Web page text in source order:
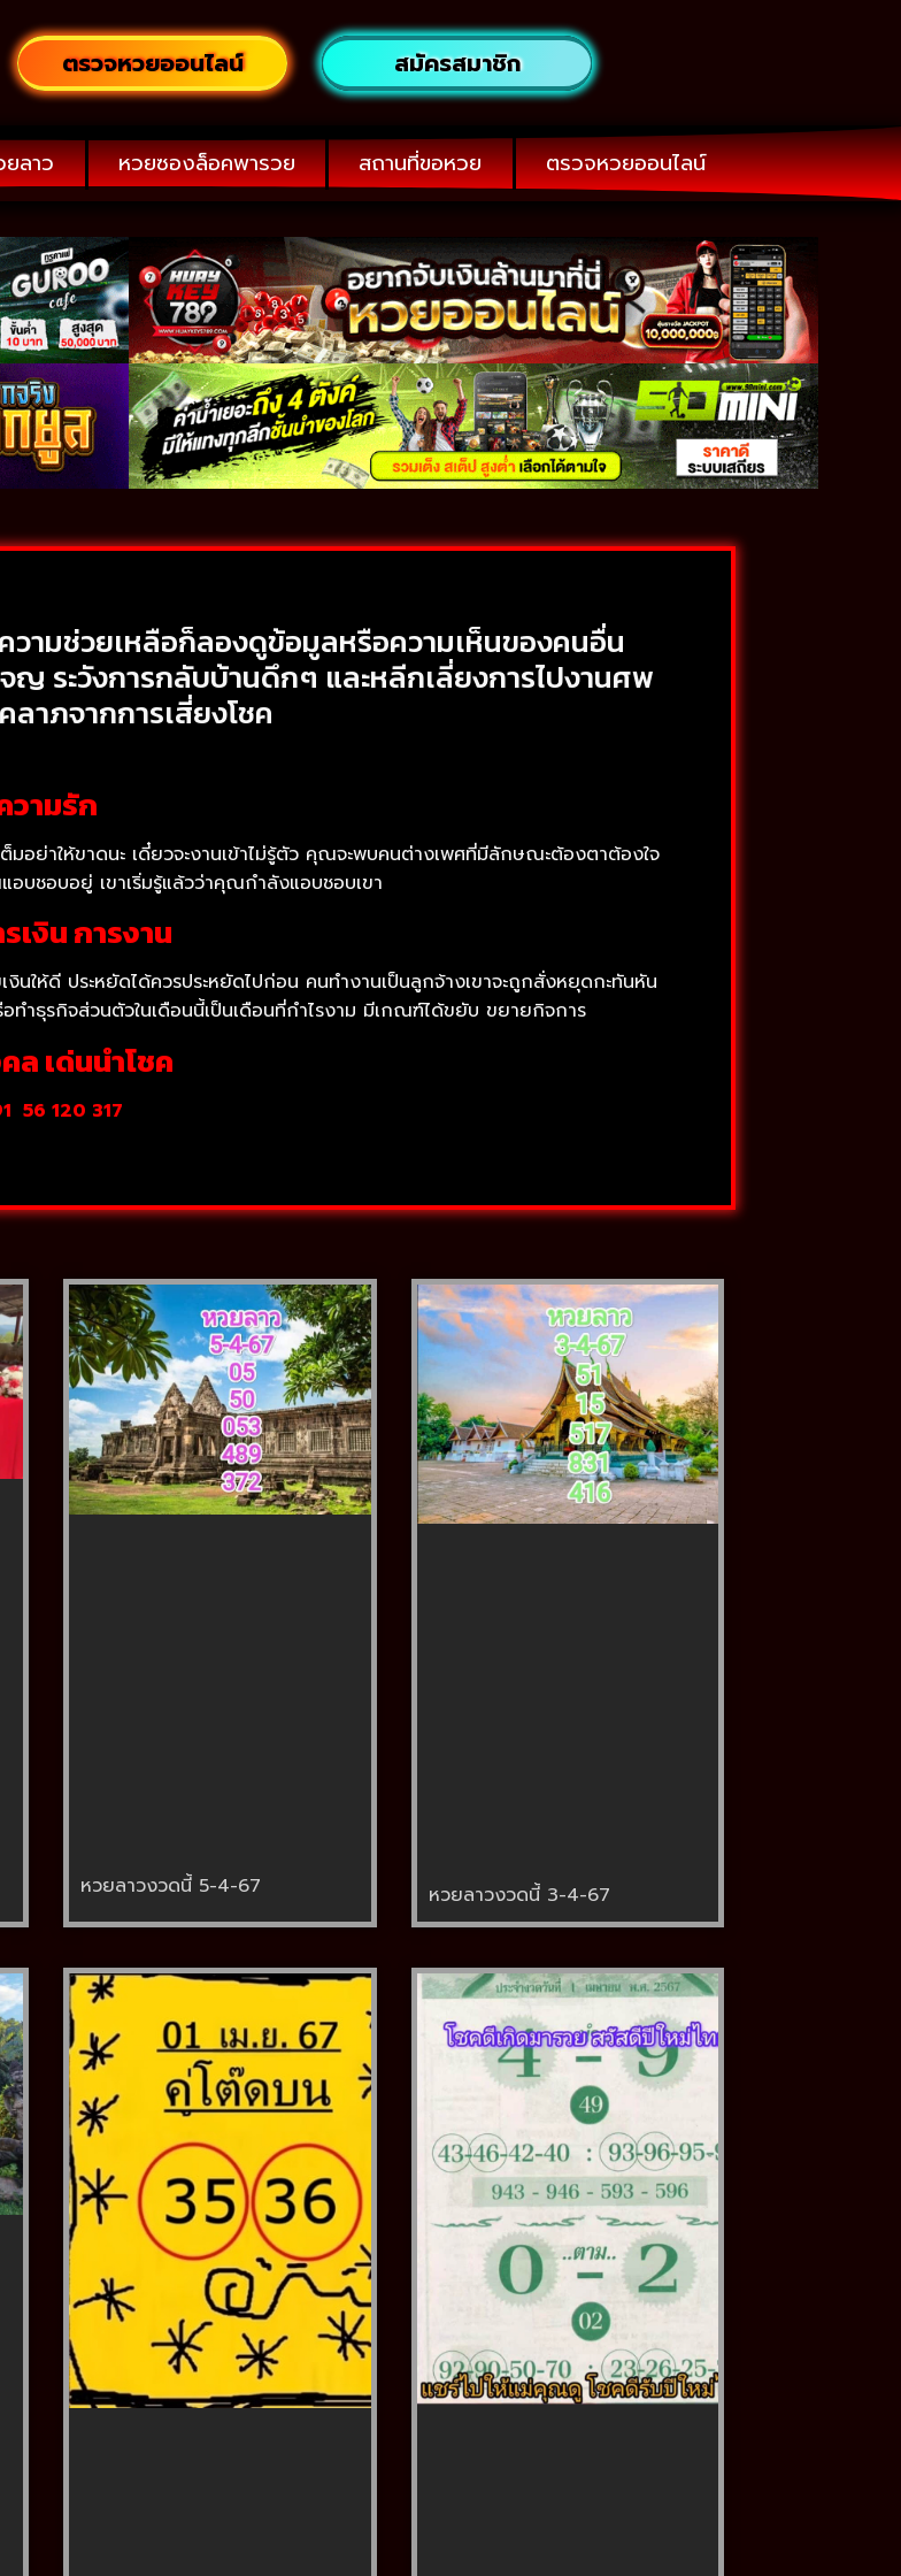
ตรวจหวยออนไลน์ สมัครสมาชิก
ยลาว หวยซองล็อคพารวย สถานที่ขอหวย ตรวจหวยออนไลน์
วามช่วยเหลือก็ลองดูข้อมูลหรือความเห็นของคนอื่น
ญ ระวังการกลับบ้านดึกๆ และหลีกเลี่ยงการไปงานศพ
ลาภจากการเสี่ยงโชค
วามรัก
ย่าให้ขาดนะ เดี๋ยวจะงานเข้าไม่รู้ตัว คุณจะพบคนต่างเพศที่มีลักษณะต้องตาต้องใจ
บชอบอยู่ เขาเริ่มรู้แล้วว่าคุณกำลังแอบชอบเขา
เงิน การงาน
นให้ดี ประหยัดได้ควรประหยัดไปก่อน คนทำงานเป็นลูกจ้างเขาจะถูกสั่งหยุดกะทันหัน
ำธุรกิจส่วนตัวในเดือนนี้เป็นเดือนที่กำไรงาม มีเกณฑ์ได้ขยับ ขยายกิจการ
ล เด่นนำโชค
56 120 317
หวยลาวงวดนี้ 5-4-67
หวยลาวงวดนี้ 3-4-67